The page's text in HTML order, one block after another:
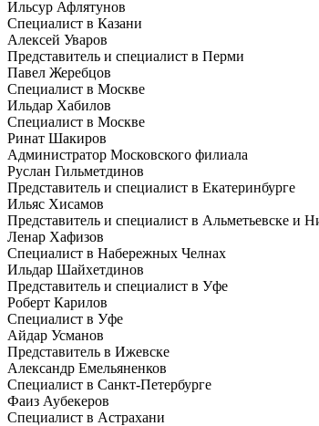
Ильсур Афлятунов
Специалист в Казани
Алексей Уваров
Представитель и специалист в Перми
Павел Жеребцов
Cпециалист в Москве
Ильдар Хабилов
Cпециалист в Москве
Ринат Шакиров
Администратор Московского филиала
Руслан Гильметдинов
Представитель и специалист в Екатеринбурге
Ильяс Хисамов
Представитель и специалист в Альметьевске и
Ленар Хафизов
Cпециалист в Набережных Челнах
Ильдар Шайхетдинов
Представитель и специалист в Уфе
Роберт Карилов
Cпециалист в Уфе
Айдар Усманов
Представитель в Ижевске
Александр Емельяненков
Специалист в Санкт-Петербурге
Фаиз Аубекеров
Cпециалист в Астрахани